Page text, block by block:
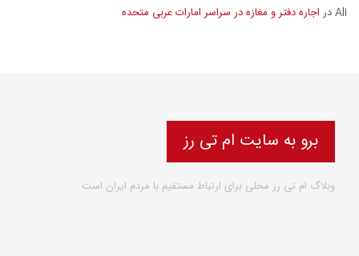
Aliدر اجاره دفتر و مغازه در سراسر امارات عربی متحده
برو به سایت ام تی رز
وبلاگ ام تی رز محلی برای ارتباط مستقیم با مردم ایران است